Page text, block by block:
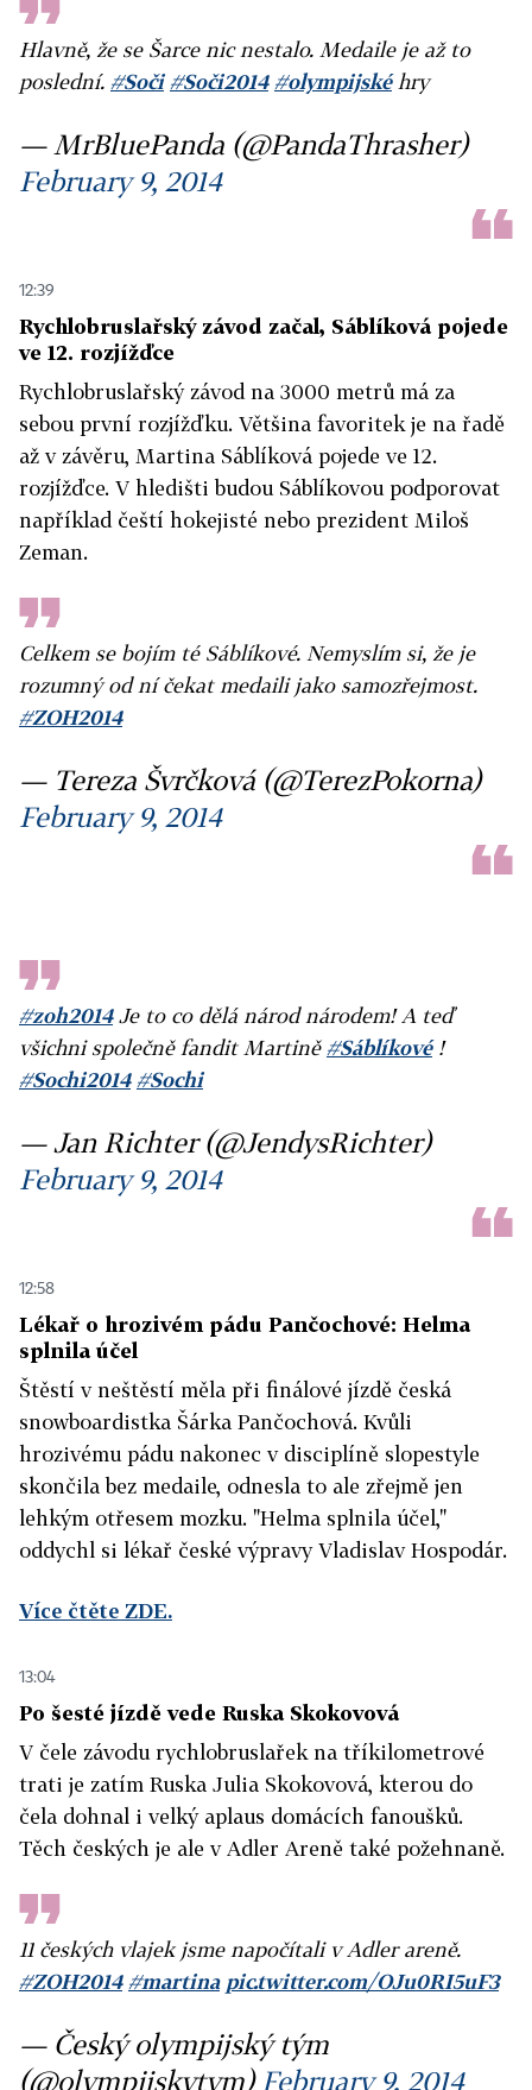
Hlavně, že se Šarce nic nestalo. Medaile je až to
poslední. #Soči #Soči2014 #olympijskéhry
— MrBluePanda (@PandaThrasher)
February 9, 2014
12:39
Rychlobruslařský závod začal, Sáblíková pojede
ve 12. rozjížďce
Rychlobruslařský závod na 3000 metrů má za
sebou první rozjížďku. Většina favoritek je na řadě
až v závěru, Martina Sáblíková pojede ve 12.
rozjížďce. V hledišti budou Sáblíkovou podporovat
například čeští hokejisté nebo prezident Miloš
Zeman.
Celkem se bojím té Sáblíkové. Nemyslím si, že je
rozumný od ní čekat medaili jako samozřejmost.
#ZOH2014
— Tereza Švrčková (@TerezPokorna)
February 9, 2014
#zoh2014Je to co dělá národ národem! A teď
všichni společně fandit Martině #Sáblíkové!
#Sochi2014 #Sochi
— Jan Richter (@JendysRichter)
February 9, 2014
12:58
Lékař o hrozivém pádu Pančochové: Helma
splnila účel
Štěstí v neštěstí měla při finálové jízdě česká
snowboardistka Šárka Pančochová. Kvůli
hrozivému pádu nakonec v disciplíně slopestyle
skončila bez medaile, odnesla to ale zřejmě jen
lehkým otřesem mozku. "Helma splnila účel,"
oddychl si lékař české výpravy Vladislav Hospodár.
Více čtěte ZDE.
13:04
Po šesté jízdě vede Ruska Skokovová
V čele závodu rychlobruslařek na tříkilometrové
trati je zatím Ruska Julia Skokovová, kterou do
čela dohnal i velký aplaus domácích fanoušků.
Těch českých je ale v Adler Areně také požehnaně.
11 českých vlajek jsme napočítali v Adler areně.
#ZOH2014 #martina pic.twitter.com/OJu0RI5uF3
— Český olympijský tým
(@olympijskytym) February 9, 2014